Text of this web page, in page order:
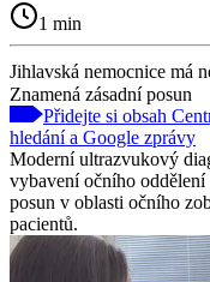
1 min
Jihlavská nemocnice má
Znamená zásadní posun
Přidejte si obsah
hledání a Google zprávy
Moderní ultrazvukový
vybavení očního oddělení
posun v oblasti očního
pacientů.